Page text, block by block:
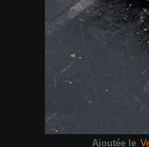
Ajoutée le